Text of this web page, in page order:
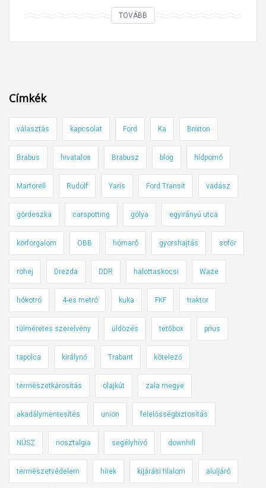
TOVÁBB
d
é
g
m
i
n
i
g
m
e
n
a
t
ü
k
ö
r
r
k
Címkék
választás kapcsolat Ford Ka Brixton
Brabus hivatalos Brabusz blog hídpornó
Martorell Rudolf Yaris Ford Transit vadász
gördeszka carspotting gólya egyirányú utca
körforgalom OBB hómaró gyorshajtás sofőr
röhej Drezda DDR halottaskocsi Waze
hókotró 4-es metró kuka FKF traktor
túlméretes szerelvény üldözés tetőbox prius
tapolca királynő Trabant kötelező
természetkárosítás olajkút zala megye
akadálymentesítés union felelősségbiztosítás
NÚSZ nosztalgia segélyhívó downhill
természetvédelem hírek kijárási tilalom aluljáró